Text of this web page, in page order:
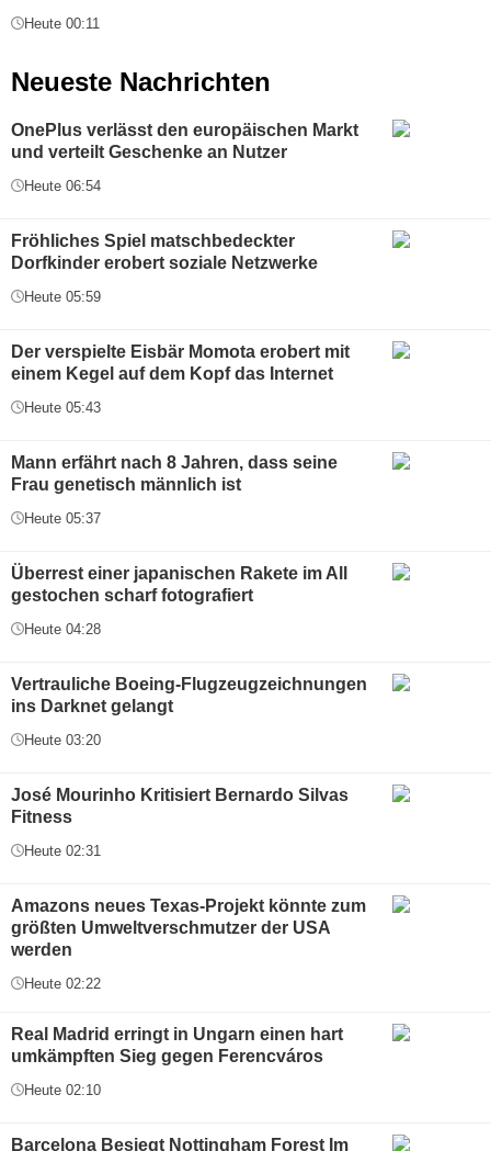
Heute 00:11
Neueste Nachrichten
OnePlus verlässt den europäischen Markt
und verteilt Geschenke an Nutzer
Heute 06:54
Fröhliches Spiel matschbedeckter
Dorfkinder erobert soziale Netzwerke
Heute 05:59
Der verspielte Eisbär Momota erobert mit
einem Kegel auf dem Kopf das Internet
Heute 05:43
Mann erfährt nach 8 Jahren, dass seine
Frau genetisch männlich ist
Heute 05:37
Überrest einer japanischen Rakete im All
gestochen scharf fotografiert
Heute 04:28
Vertrauliche Boeing-Flugzeugzeichnungen
ins Darknet gelangt
Heute 03:20
José Mourinho Kritisiert Bernardo Silvas
Fitness
Heute 02:31
Amazons neues Texas-Projekt könnte zum
größten Umweltverschmutzer der USA
werden
Heute 02:22
Real Madrid erringt in Ungarn einen hart
umkämpften Sieg gegen Ferencváros
Heute 02:10
Barcelona Besiegt Nottingham Forest Im